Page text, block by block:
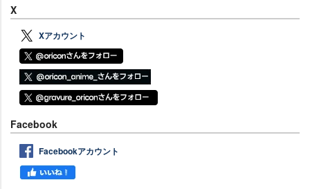
X
Xアカウント
Facebook
Facebookアカウント